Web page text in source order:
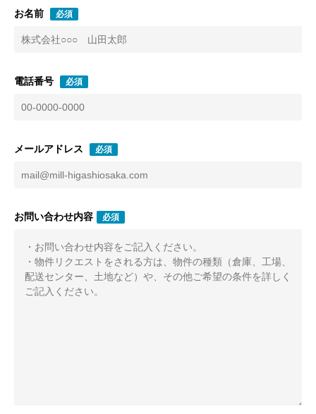
お名前 必須
電話番号 必須
メールアドレス 必須
お問い合わせ内容 必須